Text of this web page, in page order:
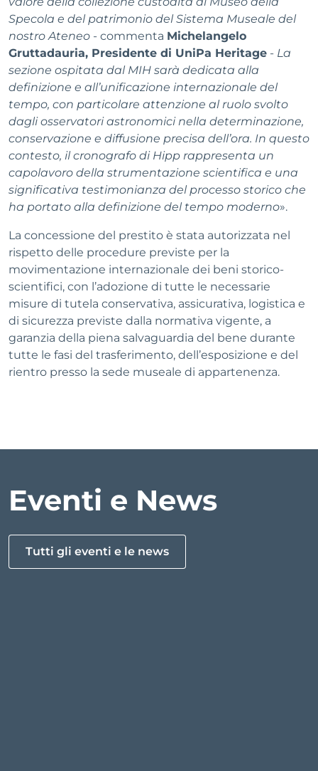
Specola e del patrimonio del Sistema Museale del
nostro Ateneo - commenta Michelangelo
Gruttadauria, Presidente di UniPa Heritage - La
sezione ospitata dal MIH sarà dedicata alla
definizione e all’unificazione internazionale del
tempo, con particolare attenzione al ruolo svolto
dagli osservatori astronomici nella determinazione,
conservazione e diffusione precisa dell’ora. In questo
contesto, il cronografo di Hipp rappresenta un
capolavoro della strumentazione scientifica e una
significativa testimonianza del processo storico che
ha portato alla definizione del tempo moderno».
La concessione del prestito è stata autorizzata nel
rispetto delle procedure previste per la
movimentazione internazionale dei beni storico-
scientifici, con l’adozione di tutte le necessarie
misure di tutela conservativa, assicurativa, logistica e
di sicurezza previste dalla normativa vigente, a
garanzia della piena salvaguardia del bene durante
tutte le fasi del trasferimento, dell’esposizione e del
rientro presso la sede museale di appartenenza.
Eventi e News
Tutti gli eventi e le news